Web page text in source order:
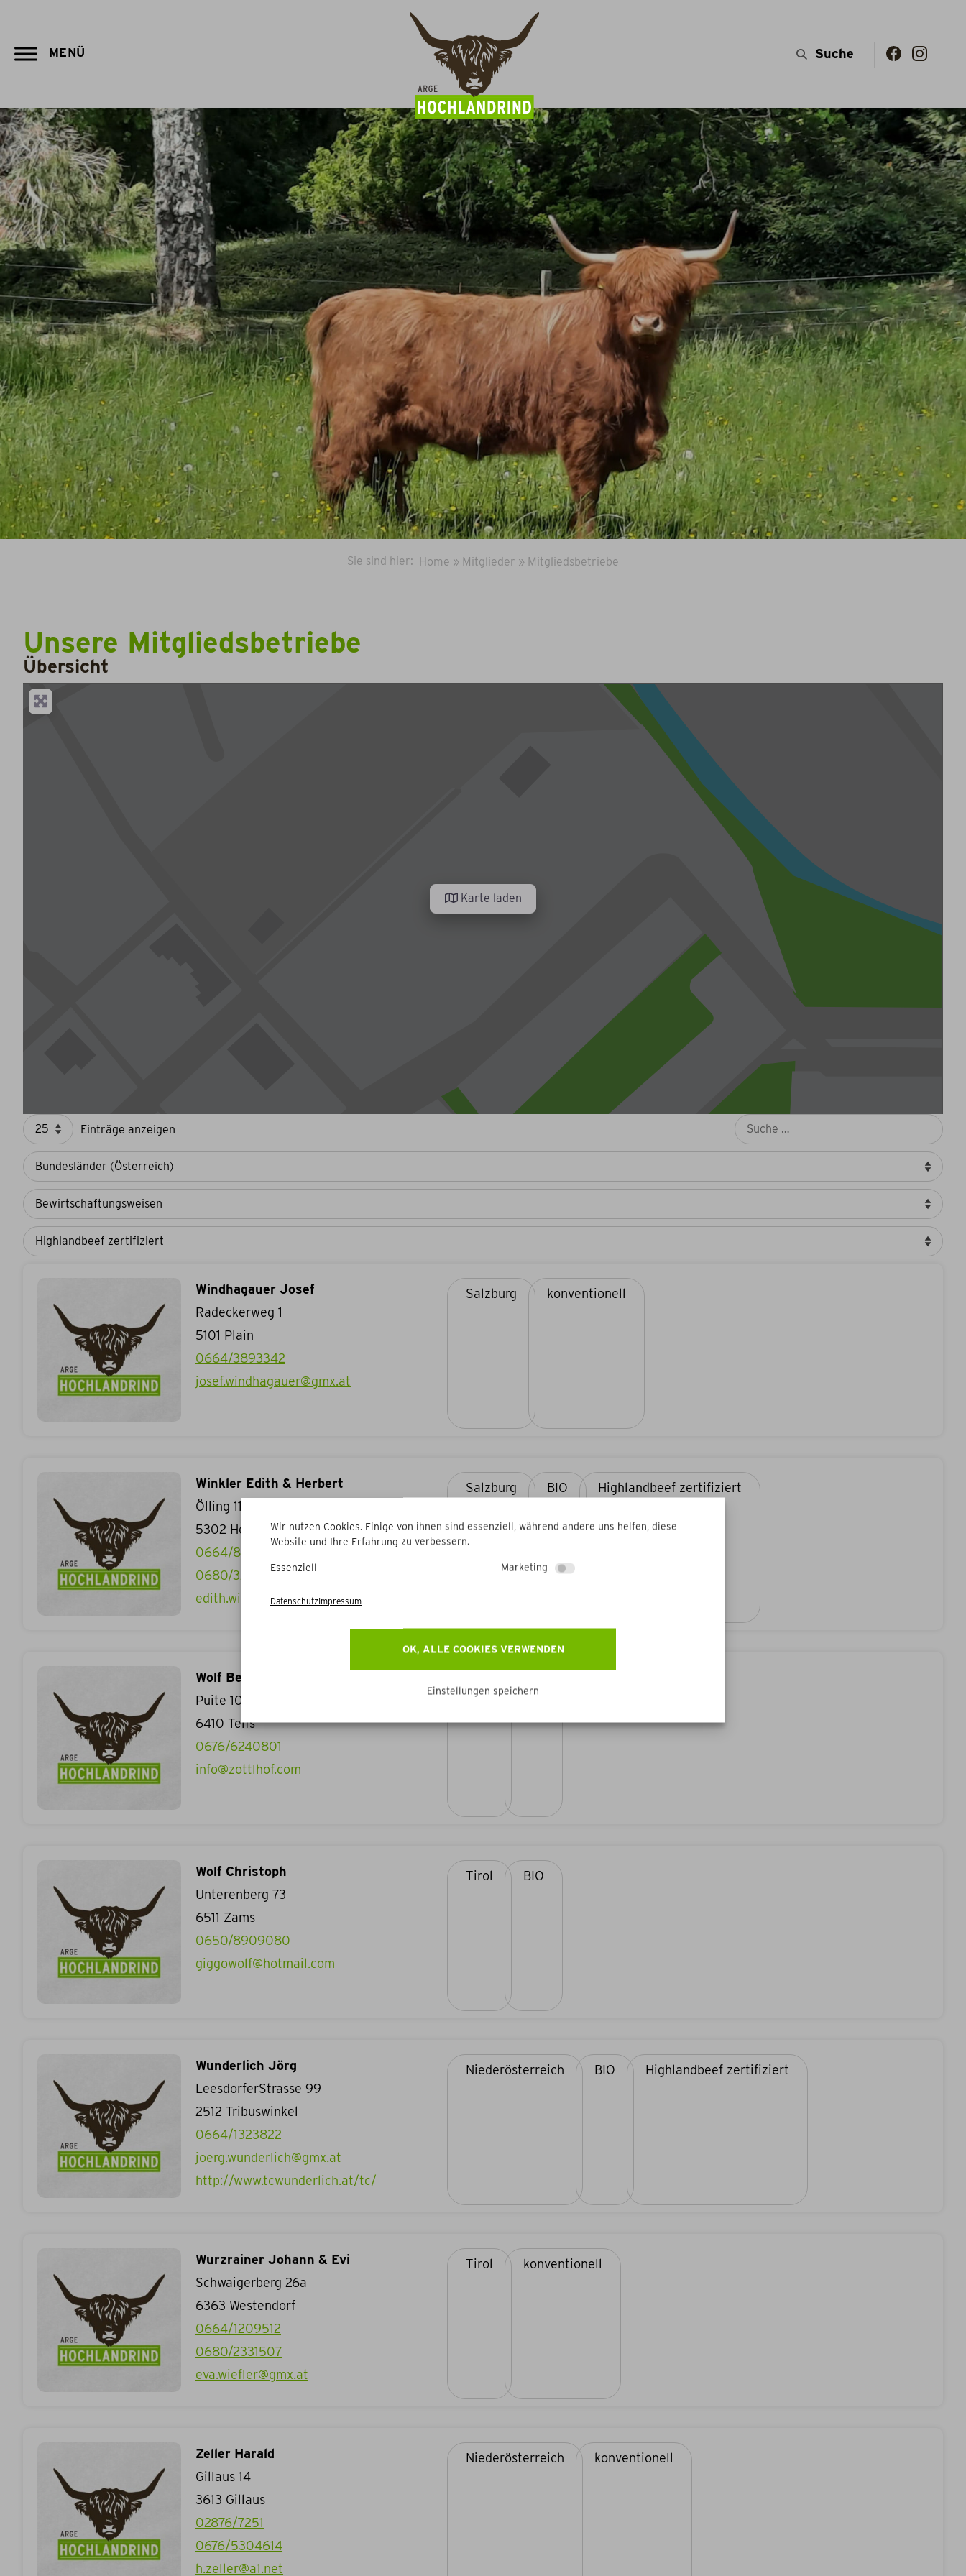
Wir nutzen Cookies. Einige von ihnen sind essenziell, während andere uns helfen, diese
Website und Ihre Erfahrung zu verbessern.
Essenziell Marketing
OK, ALLE COOKIES VERWENDEN
Einstellungen speichern
DatenschutzImpressum
Sie sind hier: Home » Mitglieder » Mitgliedsbetriebe
Unsere Mitgliedsbetriebe
Übersicht
Karte laden
Einträge anzeigen
Windhagauer Josef
Radeckerweg 1
5101 Plain
0664/3893342
josef.windhagauer@gmx.at
Salzburg konventionell
Winkler Edith & Herbert
Ölling 11
5302 Henndorf am Wallersee
0664/8605279
0680/3240105
edith.winkler1971@gmail.com
Salzburg BIO
Wolf Bernhard
Puite 10
6410 Telfs
0676/6240801
info@zottlhof.com
Wolf Christoph
Unterenberg 73
6511 Zams
0650/8909080
giggowolf@hotmail.com
Tirol BIO
Wunderlich Jörg
LeesdorferStrasse 99
2512 Tribuswinkel
0664/1323822
joerg.wunderlich@gmx.at
http://www.tcwunderlich.at/tc/
Niederösterreich BIO
Wurzrainer Johann & Evi
Schwaigerberg 26a
6363 Westendorf
0664/1209512
0680/2331507
eva.wiefler@gmx.at
Tirol konventionell
Zeller Harald
Gillaus 14
3613 Gillaus
02876/7251
0676/5304614
h.zeller@a1.net
Niederösterreich konventionell